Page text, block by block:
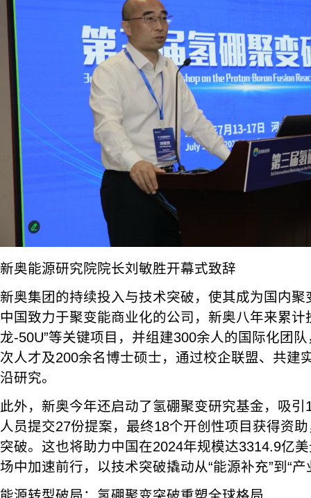
新奥能源研究院院长刘敏胜开幕式致辞
新奥集团的持续投入与技术突破，使其成为国内
中国致力于聚变能商业化的公司，新奥八年来累计
龙-50U”等关键项目，并组建300余人的国际化团
次人才及200余名博士硕士，通过校企联盟、共建
沿研究。
此外，新奥今年还启动了氢硼聚变研究基金，吸
人员提交27份提案，最终18个开创性项目获得资
突破。这也将助力中国在2024年规模达3314.9亿
场中加速前行，以技术突破撬动从“能源补充”到“